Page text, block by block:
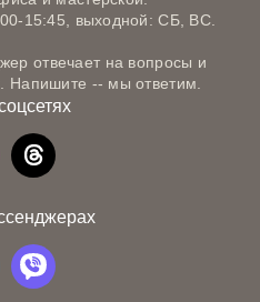
15:45, выходной: СБ, ВС.
отвечает на вопросы и
Напишите -- мы ответим.